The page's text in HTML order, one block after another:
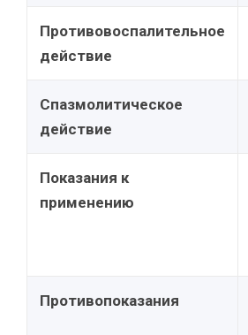
Противовоспалительное
действие
Спазмолитическое
действие
Показания к
применению
Противопоказания